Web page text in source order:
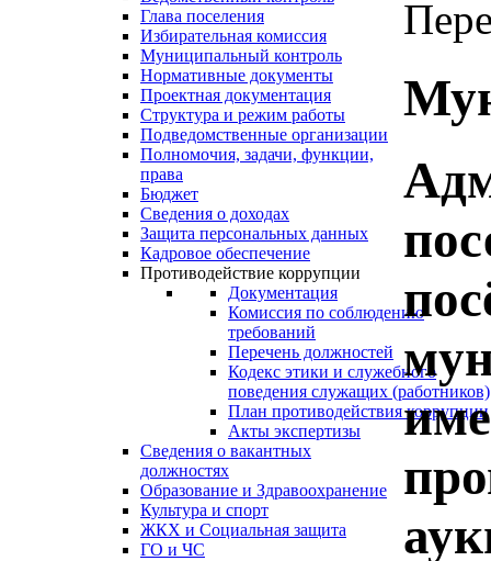
Глава поселения
Избирательная комиссия
Муниципальный контроль
Нормативные документы
Проектная документация
Структура и режим работы
Подведомственные организации
Полномочия, задачи, функции,
права
Бюджет
Сведения о доходах
Защита персональных данных
Кадровое обеспечение
Противодействие коррупции
Документация
Комиссия по соблюдению
требований
Перечень должностей
Кодекс этики и служебного
поведения служащих (работников)
План противодействия коррупции
Акты экспертизы
Сведения о вакантных
должностях
Образование и Здравоохранение
Культура и спорт
ЖКХ и Социальная защита
ГО и ЧС